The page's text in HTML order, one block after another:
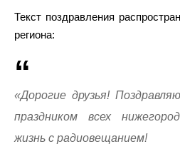
Текст поздравления
региона:
«Дорогие друзья!
праздником всех
жизнь с радиовещанием!